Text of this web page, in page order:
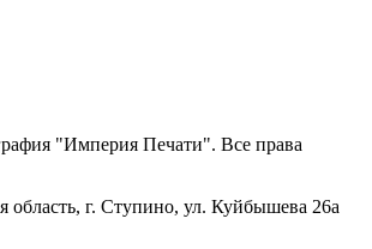
"Империя Печати". Все права
область, г. Ступино, ул. Куйбышева 26а